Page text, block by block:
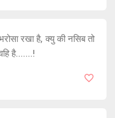
रखा है, क्यु की नसिब तो
है.......!